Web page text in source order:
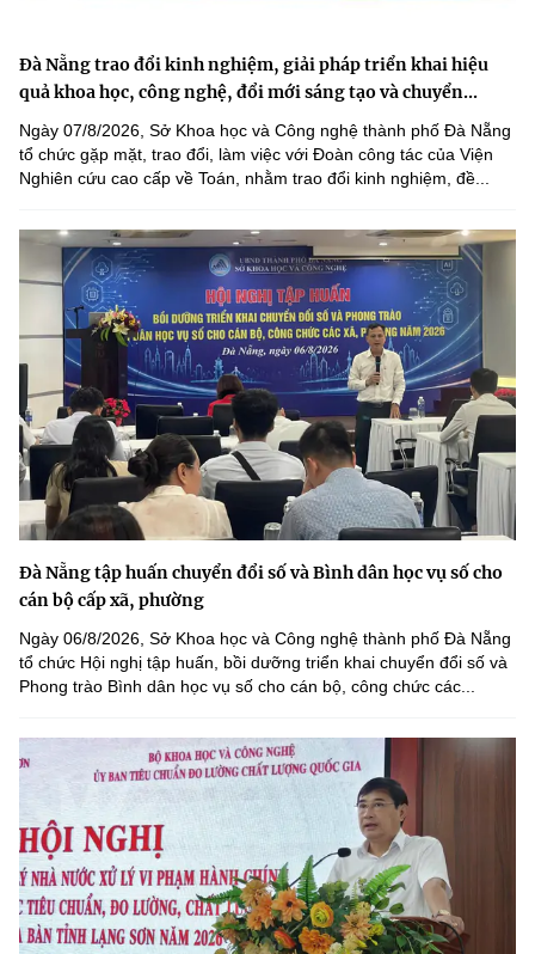
Đà Nẵng trao đổi kinh nghiệm, giải pháp triển khai hiệu
quả khoa học, công nghệ, đổi mới sáng tạo và chuyển...
Ngày 07/8/2026, Sở Khoa học và Công nghệ thành phố Đà Nẵng
tổ chức gặp mặt, trao đổi, làm việc với Đoàn công tác của Viện
Nghiên cứu cao cấp về Toán, nhằm trao đổi kinh nghiệm, đề...
Đà Nẵng tập huấn chuyển đổi số và Bình dân học vụ số cho
cán bộ cấp xã, phường
Ngày 06/8/2026, Sở Khoa học và Công nghệ thành phố Đà Nẵng
tổ chức Hội nghị tập huấn, bồi dưỡng triển khai chuyển đổi số và
Phong trào Bình dân học vụ số cho cán bộ, công chức các...